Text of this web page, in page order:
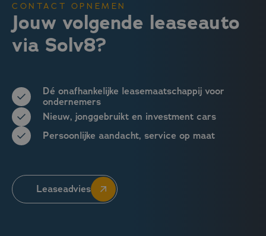
CONTACT OPNEMEN
Jouw volgende leaseauto
via Solv8?
Dé onafhankelijke leasemaatschappij voor
ondernemers
Nieuw, jonggebruikt en investment cars
Persoonlijke aandacht, service op maat
Leaseadvies